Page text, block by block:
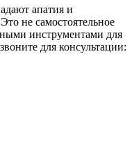
апатия и
не самостоятельное
инструментами для
для консультации: